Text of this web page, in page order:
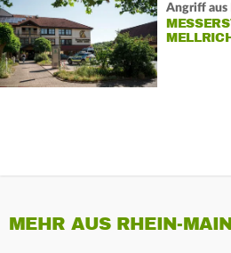
Angriff aus
MEHR AUS RHEIN-